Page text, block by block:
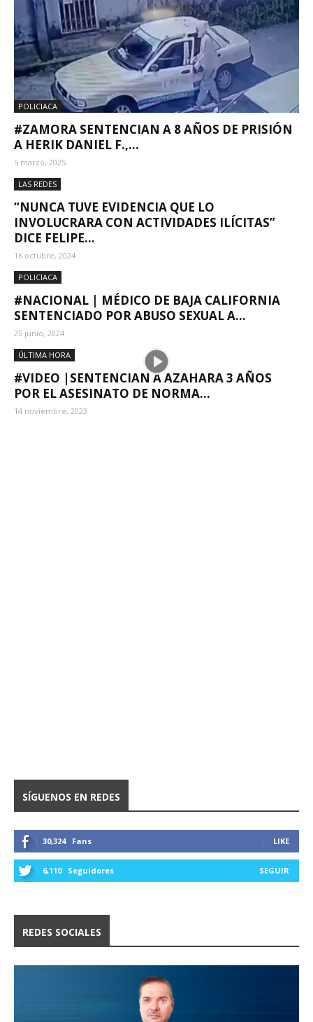
POLICIACA
#ZAMORA SENTENCIAN A 8 AÑOS DE PRISIÓN
A HERIK DANIEL F.,...
5 marzo, 2025
LAS REDES
“NUNCA TUVE EVIDENCIA QUE LO
INVOLUCRARA CON ACTIVIDADES ILÍCITAS”
DICE FELIPE...
16 octubre, 2024
POLICIACA
#NACIONAL | MÉDICO DE BAJA CALIFORNIA
SENTENCIADO POR ABUSO SEXUAL A...
25 junio, 2024
ÚLTIMA HORA
#VIDEO |SENTENCIAN A AZAHARA 3 AÑOS
POR EL ASESINATO DE NORMA...
14 noviembre, 2023
SÍGUENOS EN REDES
30,324 Fans LIKE
6,110 Seguidores SEGUIR
REDES SOCIALES